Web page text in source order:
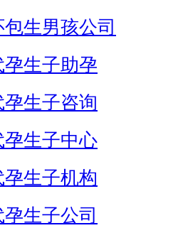
生男孩公司
孕生子助孕
生子咨询
孕生子中心
生子机构
生子公司